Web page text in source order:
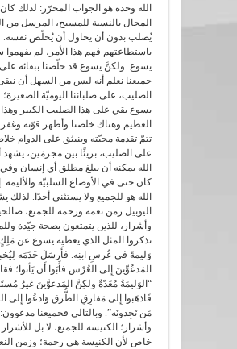
الله وحده هو الجواب المحرّر: لذلك
المحال بالنسبة للمسيح، المرسل من
يُصلب بدون أن يحاول أن يُخلّص نفسه.
باستطاعتهم فهم هذا الأمر، لم
يسوع. ولكنَّ يسوع قد خلّصنا ببقائه
جميعنا نعلم أنه ليس من السهل أن
الصليب، على صلباننا اليوميّة
يسوع بقي على هذا الصليب الكبير وهذا
العظيم وهناك خلصنا وأظهر قوّته وغفر
تتمّ تقدمة محبّته وينبثق على الدوام
على الصليب، بريئًا بين مجرمَين،
الله يمكنه أن يبلغ مطلق أي إنسان
كان حتى في الأوضاع السلبيّة
الله هو للجميع ولا يستثني أحدًا. لذلك
اليوبيل زمن نعمة ورحمة للجميع،
وأشرار، للذين يتمتعون بصحة جيّدة
تذكروا المثل الذي يعطيه يسوع عن
وَليمةً في عُرسِ ابنِه. فأَرسَلَ خَدَمَه
المَدعُوِّينَ إِلى العُرْس فأَبَوا أَن يَأتوا؛
“الوَليمَةُ مُعَدّةٌ ولكِنَّ المَدعوَّينَ غيرُ
فَاذهَبوا إِلى مَفارِقِ الطُّرق وَادعُوا
مَن تَجِدونَه”. وبالتالي فجميعنا
وأشرار؛ الكنيسة للجميع، لا بل
خاص لأن الكنيسة هي رحمة؛ وزمن